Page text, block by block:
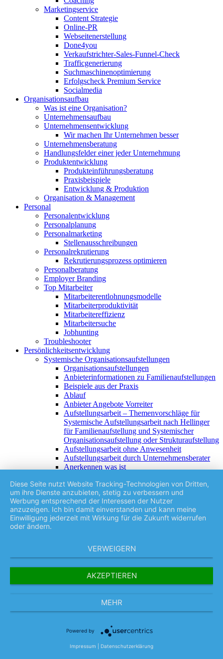
Marketingservice
Content Strategie
Online-PR
Webseitenerstellung
Done4you
Verkaufstrichter-Sales-Funnel-Check
Trafficgenerierung
Suchmaschinenoptimierung
Erfolgscheck Premium Service
Socialmedia
Organisationsaufbau
Was ist eine Organisation?
Unternehmensaufbau
Unternehmensentwicklung
Wir machen Ihr Unternehmen besser
Unternehmensberatung
Handlungsfelder einer jeder Unternehmung
Produktentwicklung
Produkteinführungsberatung
Praxisbeispiele
Entwicklung & Produktion
Organisation & Management
Personal
Personalentwicklung
Personalplanung
Personalmarketing
Stellenausschreibungen
Personalrekrutierung
Rekrutierungsprozess optimieren
Personalberatung
Employer Branding
Top Mitarbeiter
Mitarbeiterentlohnungsmodelle
Mitarbeiterproduktivität
Mitarbeitereffizienz
Mitarbeitersuche
Jobhunting
Troubleshooter
Persönlichkeitsentwicklung
Systemische Organisationsaufstellungen
Organisationsaufstellungen
Anbieterinformationen zu Familienaufstellungen
Beispiele aus der Praxis
Ablauf
Anbieter Angebote Vorreiter
Aufstellungsarbeit – Themenvorschläge für
Systemische Aufstellungsarbeit nach Hellinger
für Familienaufstellung und Systemischer
Organisationsaufstellung oder Strukturaufstellung
Aufstellungsarbeit ohne Anwesenheit
Aufstellungsarbeit durch Unternehmensberater
Anerkennen was ist
Der Ausgleich
Einflüsse
Einzelsitzungen
Familienbetriebe-Problematik-aus-Systemischer-
Sicht
Geschäftsbeziehungen
Grundprinzipien
Ist-Situation
Mitarbeiter kündigen oder nicht?
Mehr Umsatz aber wie?
unternehmerischen Feld
Ordnung im Familiensystem
Familienaufstellung
Systemische Organisationsaufstellung – Was ist
das
Diese Seite nutzt Website Tracking-Technologien von Dritten,
um ihre Dienste anzubieten, stetig zu verbessern und
Werbung entsprechend der Interessen der Nutzer
anzuzeigen. Ich bin damit einverstanden und kann meine
Einwilligung jederzeit mit Wirkung für die Zukunft widerrufen
oder ändern.
VERWEIGERN
AKZEPTIEREN
MEHR
Powered by
Impressum Datenschutzerklärung